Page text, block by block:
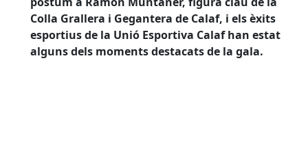
Colla Grallera i Gegantera de Calaf, i els èxits
esportius de la Unió Esportiva Calaf han estat
alguns dels moments destacats de la gala.